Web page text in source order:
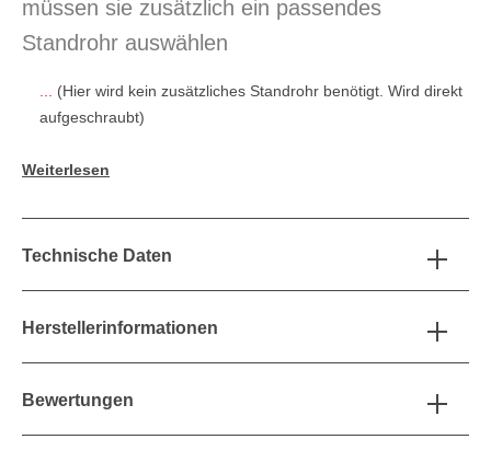
müssen sie zusätzlich ein passendes
Standrohr auswählen
(Hier wird kein zusätzliches Standrohr benötigt. Wird direkt
aufgeschraubt)
Weiterlesen
Technische Daten
Herstellerinformationen
Bewertungen